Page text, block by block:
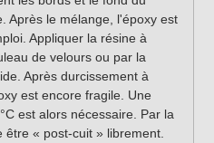
Après le mélange, l'époxy est
Appliquer la résine à
de velours ou par la
Après durcissement à
est encore fragile. Une
est alors nécessaire. Par la
« post-cuit » librement.